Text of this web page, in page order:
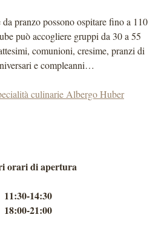
da pranzo possono ospitare fino a 110
può accogliere gruppi da 30 a 55
comunioni, cresime, pranzi di
e compleanni…
culinarie Albergo Huber
orari di apertura
11:30-14:30
18:00-21:00